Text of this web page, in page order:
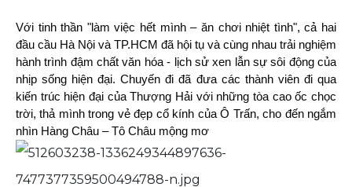
Với tinh thần "làm việc hết mình – ăn chơi nhiệt tình", cả hai
đầu cầu Hà Nội và TP.HCM đã hội tụ và cùng nhau trải nghiệm
hành trình đậm chất văn hóa - lịch sử xen lẫn sự sôi động của
nhịp sống hiện đại. Chuyến đi đã đưa các thành viên đi qua
kiến trúc hiện đại của Thượng Hải với những tòa cao ốc chọc
trời, thả mình trong vẻ đẹp cổ kính của Ô Trấn, cho đến ngắm
nhìn Hàng Châu – Tô Châu mộng mơ